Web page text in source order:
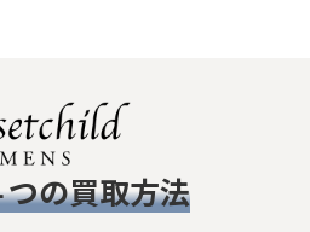
の買取方法